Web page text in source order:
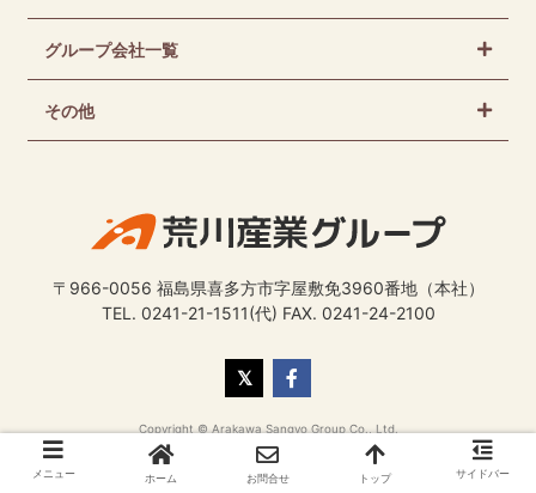
グループ会社一覧
その他
〒966-0056 福島県喜多方市字屋敷免3960番地（本社）
TEL. 0241-21-1511(代) FAX. 0241-24-2100
Copyright © Arakawa Sangyo Group Co., Ltd.
メニュー ホーム お問合せ トップ サイドバー